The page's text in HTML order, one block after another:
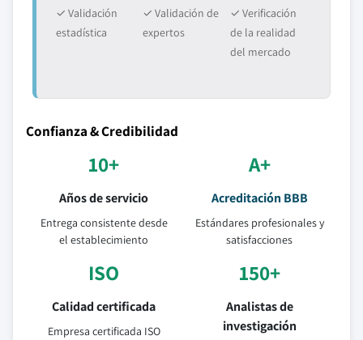
✓ Validación
estadística
✓ Validación de
expertos
✓ Verificación
de la realidad
del mercado
Confianza & Credibilidad
10+
Años de servicio
Entrega consistente desde
el establecimiento
A+
Acreditación BBB
Estándares profesionales y
satisfacciones
ISO
Calidad certificada
Empresa certificada ISO
150+
Analistas de
investigación